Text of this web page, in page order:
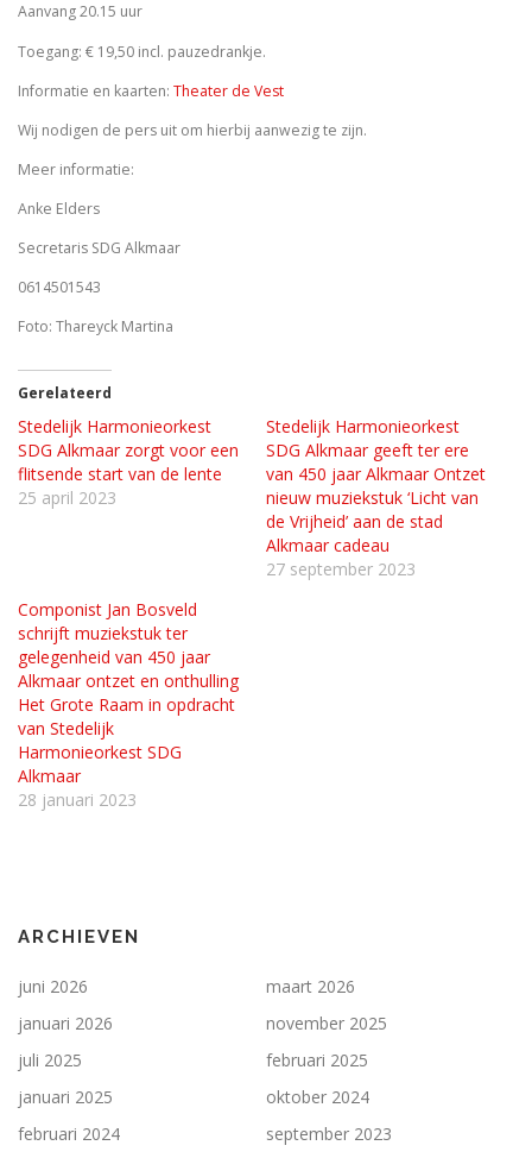
Aanvang 20.15 uur
Toegang: € 19,50 incl. pauzedrankje.
Informatie en kaarten: Theater de Vest
Wij nodigen de pers uit om hierbij aanwezig te zijn.
Meer informatie:
Anke Elders
Secretaris SDG Alkmaar
0614501543
Foto: Thareyck Martina
Gerelateerd
Stedelijk Harmonieorkest
SDG Alkmaar zorgt voor een
flitsende start van de lente
25 april 2023
Stedelijk Harmonieorkest
SDG Alkmaar geeft ter ere
van 450 jaar Alkmaar Ontzet
nieuw muziekstuk ‘Licht van
de Vrijheid’ aan de stad
Alkmaar cadeau
27 september 2023
Componist Jan Bosveld
schrijft muziekstuk ter
gelegenheid van 450 jaar
Alkmaar ontzet en onthulling
Het Grote Raam in opdracht
van Stedelijk
Harmonieorkest SDG
Alkmaar
28 januari 2023
ARCHIEVEN
juni 2026
maart 2026
januari 2026
november 2025
juli 2025
februari 2025
januari 2025
oktober 2024
februari 2024
september 2023